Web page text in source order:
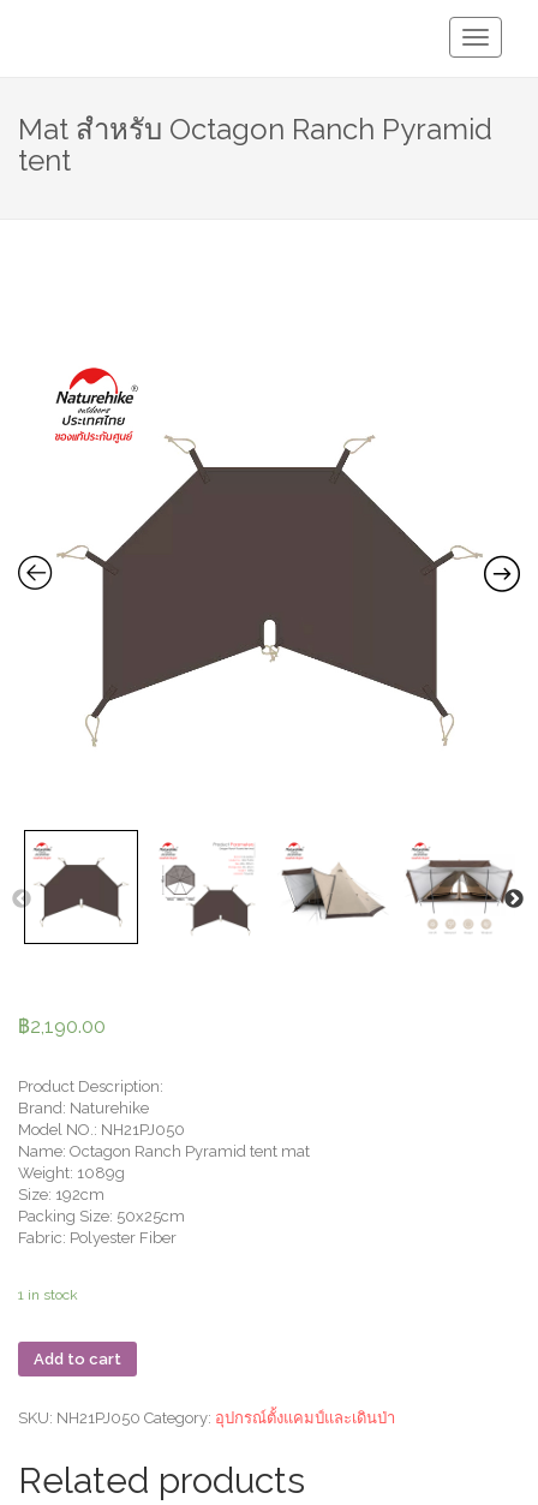
Toggle
Mat สำหรับ Octagon Ranch Pyramid
tent
฿2,190.00
Product Description:
Brand: Naturehike
Model NO.: NH21PJ050
Name: Octagon Ranch Pyramid tent mat
Weight: 1089g
Size: 192cm
Packing Size: 50x25cm
Fabric: Polyester Fiber
1 in stock
Add to cart
SKU: NH21PJ050 Category: อุปกรณ์ตั้งแคมป์และเดินป่า
Related products